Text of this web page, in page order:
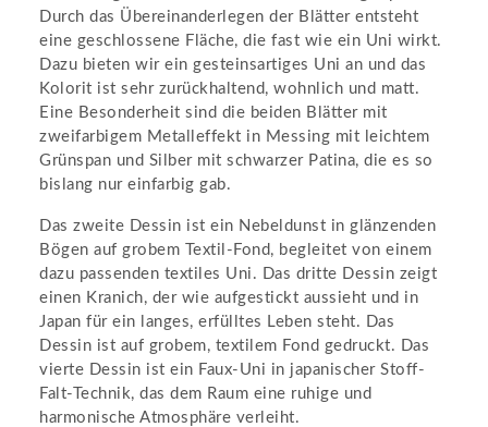
Durch das Übereinanderlegen der Blätter entsteht
eine geschlossene Fläche, die fast wie ein Uni wirkt.
Dazu bieten wir ein gesteinsartiges Uni an und das
Kolorit ist sehr zurückhaltend, wohnlich und matt.
Eine Besonderheit sind die beiden Blätter mit
zweifarbigem Metalleffekt in Messing mit leichtem
Grünspan und Silber mit schwarzer Patina, die es so
bislang nur einfarbig gab.
Das zweite Dessin ist ein Nebeldunst in glänzenden
Bögen auf grobem Textil-Fond, begleitet von einem
dazu passenden textiles Uni. Das dritte Dessin zeigt
einen Kranich, der wie aufgestickt aussieht und in
Japan für ein langes, erfülltes Leben steht. Das
Dessin ist auf grobem, textilem Fond gedruckt. Das
vierte Dessin ist ein Faux-Uni in japanischer Stoff-
Falt-Technik, das dem Raum eine ruhige und
harmonische Atmosphäre verleiht.